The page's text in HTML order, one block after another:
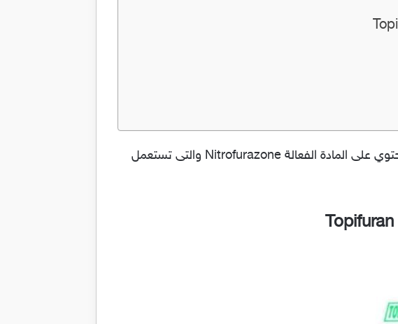
مرهم توبيفيوران مضاد للجراثيم و يستخدم لعلاج الالتهابات الجلدية Topifuran والدواء يحتوي على المادة الفعالة Nitrofurazone والتى تستعمل